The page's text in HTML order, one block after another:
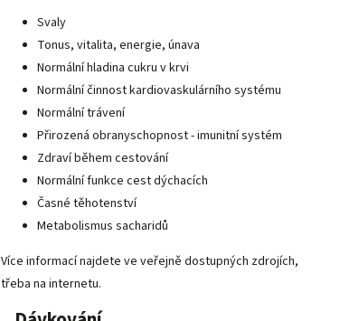
Svaly
Tonus, vitalita, energie, únava
Normální hladina cukru v krvi
Normální činnost kardiovaskulárního systému
Normální trávení
Přirozená obranyschopnost - imunitní systém
Zdraví během cestování
Normální funkce cest dýchacích
Časné těhotenství
Metabolismus sacharidů
Více informací najdete ve veřejně dostupných zdrojích,
třeba na internetu.